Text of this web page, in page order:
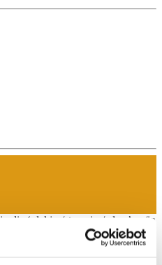
die ‘plekjes/streepjes/aders’ op/in